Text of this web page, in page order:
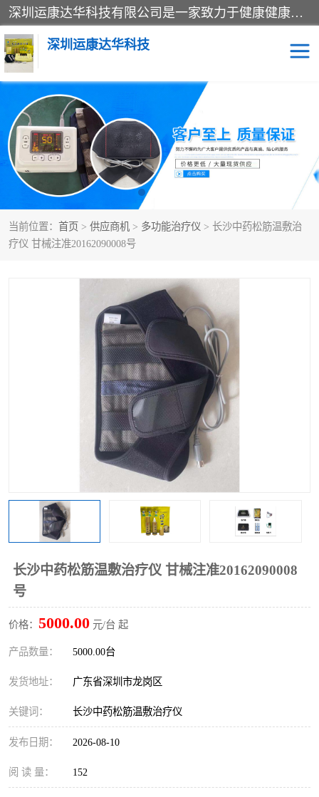
深圳运康达华科技有限公司是一家致力于健康健康产业的现代化企业，已经走过了15个春秋，开创了中医外用发展的新未来，是专业从事中医医疗仪器的研发、生产、销售、服务为一体的子公司，在医疗器械的设计、开发和生产方面率先引进国际先进技术和好的科技人员，先后开发出了场效应治疗仪、多功能治疗仪、颈椎治疗仪、腰椎治疗仪、增效垫等多个系列。
深圳运康达华科技
当前位置： 首页 > 供应商机 > 多功能治疗仪 > 长沙中药松筋温敷治
疗仪 甘械注准20162090008号
长沙中药松筋温敷治疗仪 甘械注准20162090008
号
价格： 5000.00 元/台 起
产品数量： 5000.00台
发货地址： 广东省深圳市龙岗区
关键词： 长沙中药松筋温敷治疗仪
发布日期： 2026-08-10
阅 读 量： 152
多功能治疗仪 中药提速
中低频治疗仪 脉冲治疗仪
**腺治疗仪